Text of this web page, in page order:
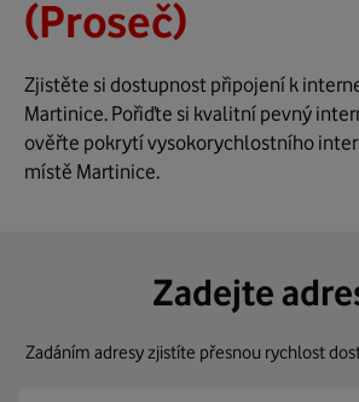
(Proseč)
Zjistěte si dostupnost připojení k
Martinice. Pořiďte si kvalitní pevný
ověřte pokrytí vysokorychlostního
místě Martinice.
Zadejte
Zadáním adresy zjistíte přesnou rychlost